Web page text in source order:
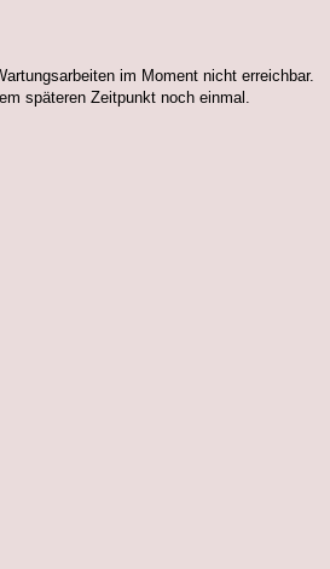
im Moment nicht erreichbar.
späteren Zeitpunkt noch einmal.